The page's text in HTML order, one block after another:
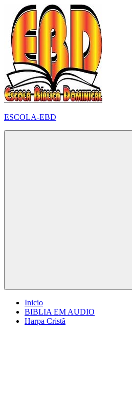
para
conteúdo
ESCOLA-EBD
Inicio
BIBLIA EM AUDIO
Harpa Cristã